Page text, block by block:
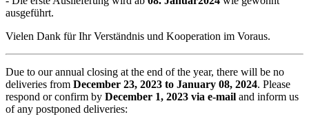
ausgeführt.
Vielen Dank für Ihr Verständnis und Kooperation im Voraus.
Due to our annual closing at the end of the year, there will be no
deliveries from December 23, 2023 to January 08, 2024. Please
respond or confirm by December 1, 2023 via e-mail and inform us
of any postponed deliveries: